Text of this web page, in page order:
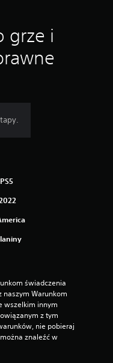
grze i
świadczenia
naszym Warunkom
wszelkim innym
z tym
nie pobieraj
znaleźć w